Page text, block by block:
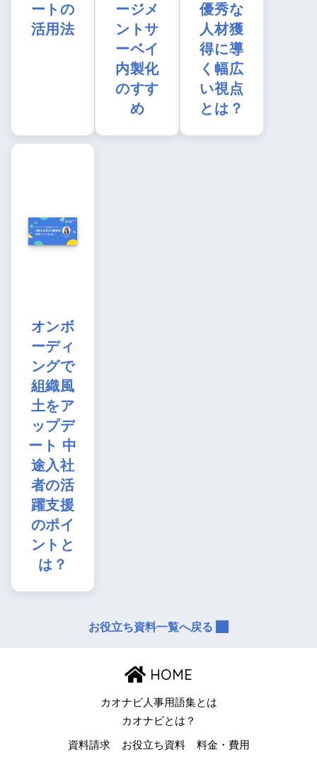
ートの
活用法
ージメ
ントサ
ーベイ
内製化
のすす
め
優秀な
人材獲
得に導
く幅広
い視点
とは？
オンボ
ーディ
ングで
組織風
土をア
ップデ
ート 中
途入社
者の活
躍支援
のポイ
ントと
は？
お役立ち資料一覧へ戻る
HOME
カオナビ人事用語集とは
カオナビとは？
資料請求 お役立ち資料 料金・費用